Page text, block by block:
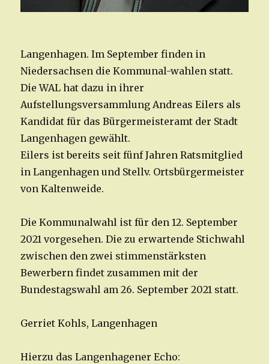
Langenhagen. Im September finden in
Niedersachsen die Kommunal-wahlen statt.
Die WAL hat dazu in ihrer
Aufstellungsversammlung Andreas Eilers als
Kandidat für das Bürgermeisteramt der Stadt
Langenhagen gewählt.
Eilers ist bereits seit fünf Jahren Ratsmitglied
in Langenhagen und Stellv. Ortsbürgermeister
von Kaltenweide.
Die Kommunalwahl ist für den 12. September
2021 vorgesehen. Die zu erwartende Stichwahl
zwischen den zwei stimmenstärksten
Bewerbern findet zusammen mit der
Bundestagswahl am 26. September 2021 statt.
Gerriet Kohls, Langenhagen
Hierzu das Langenhagener Echo: